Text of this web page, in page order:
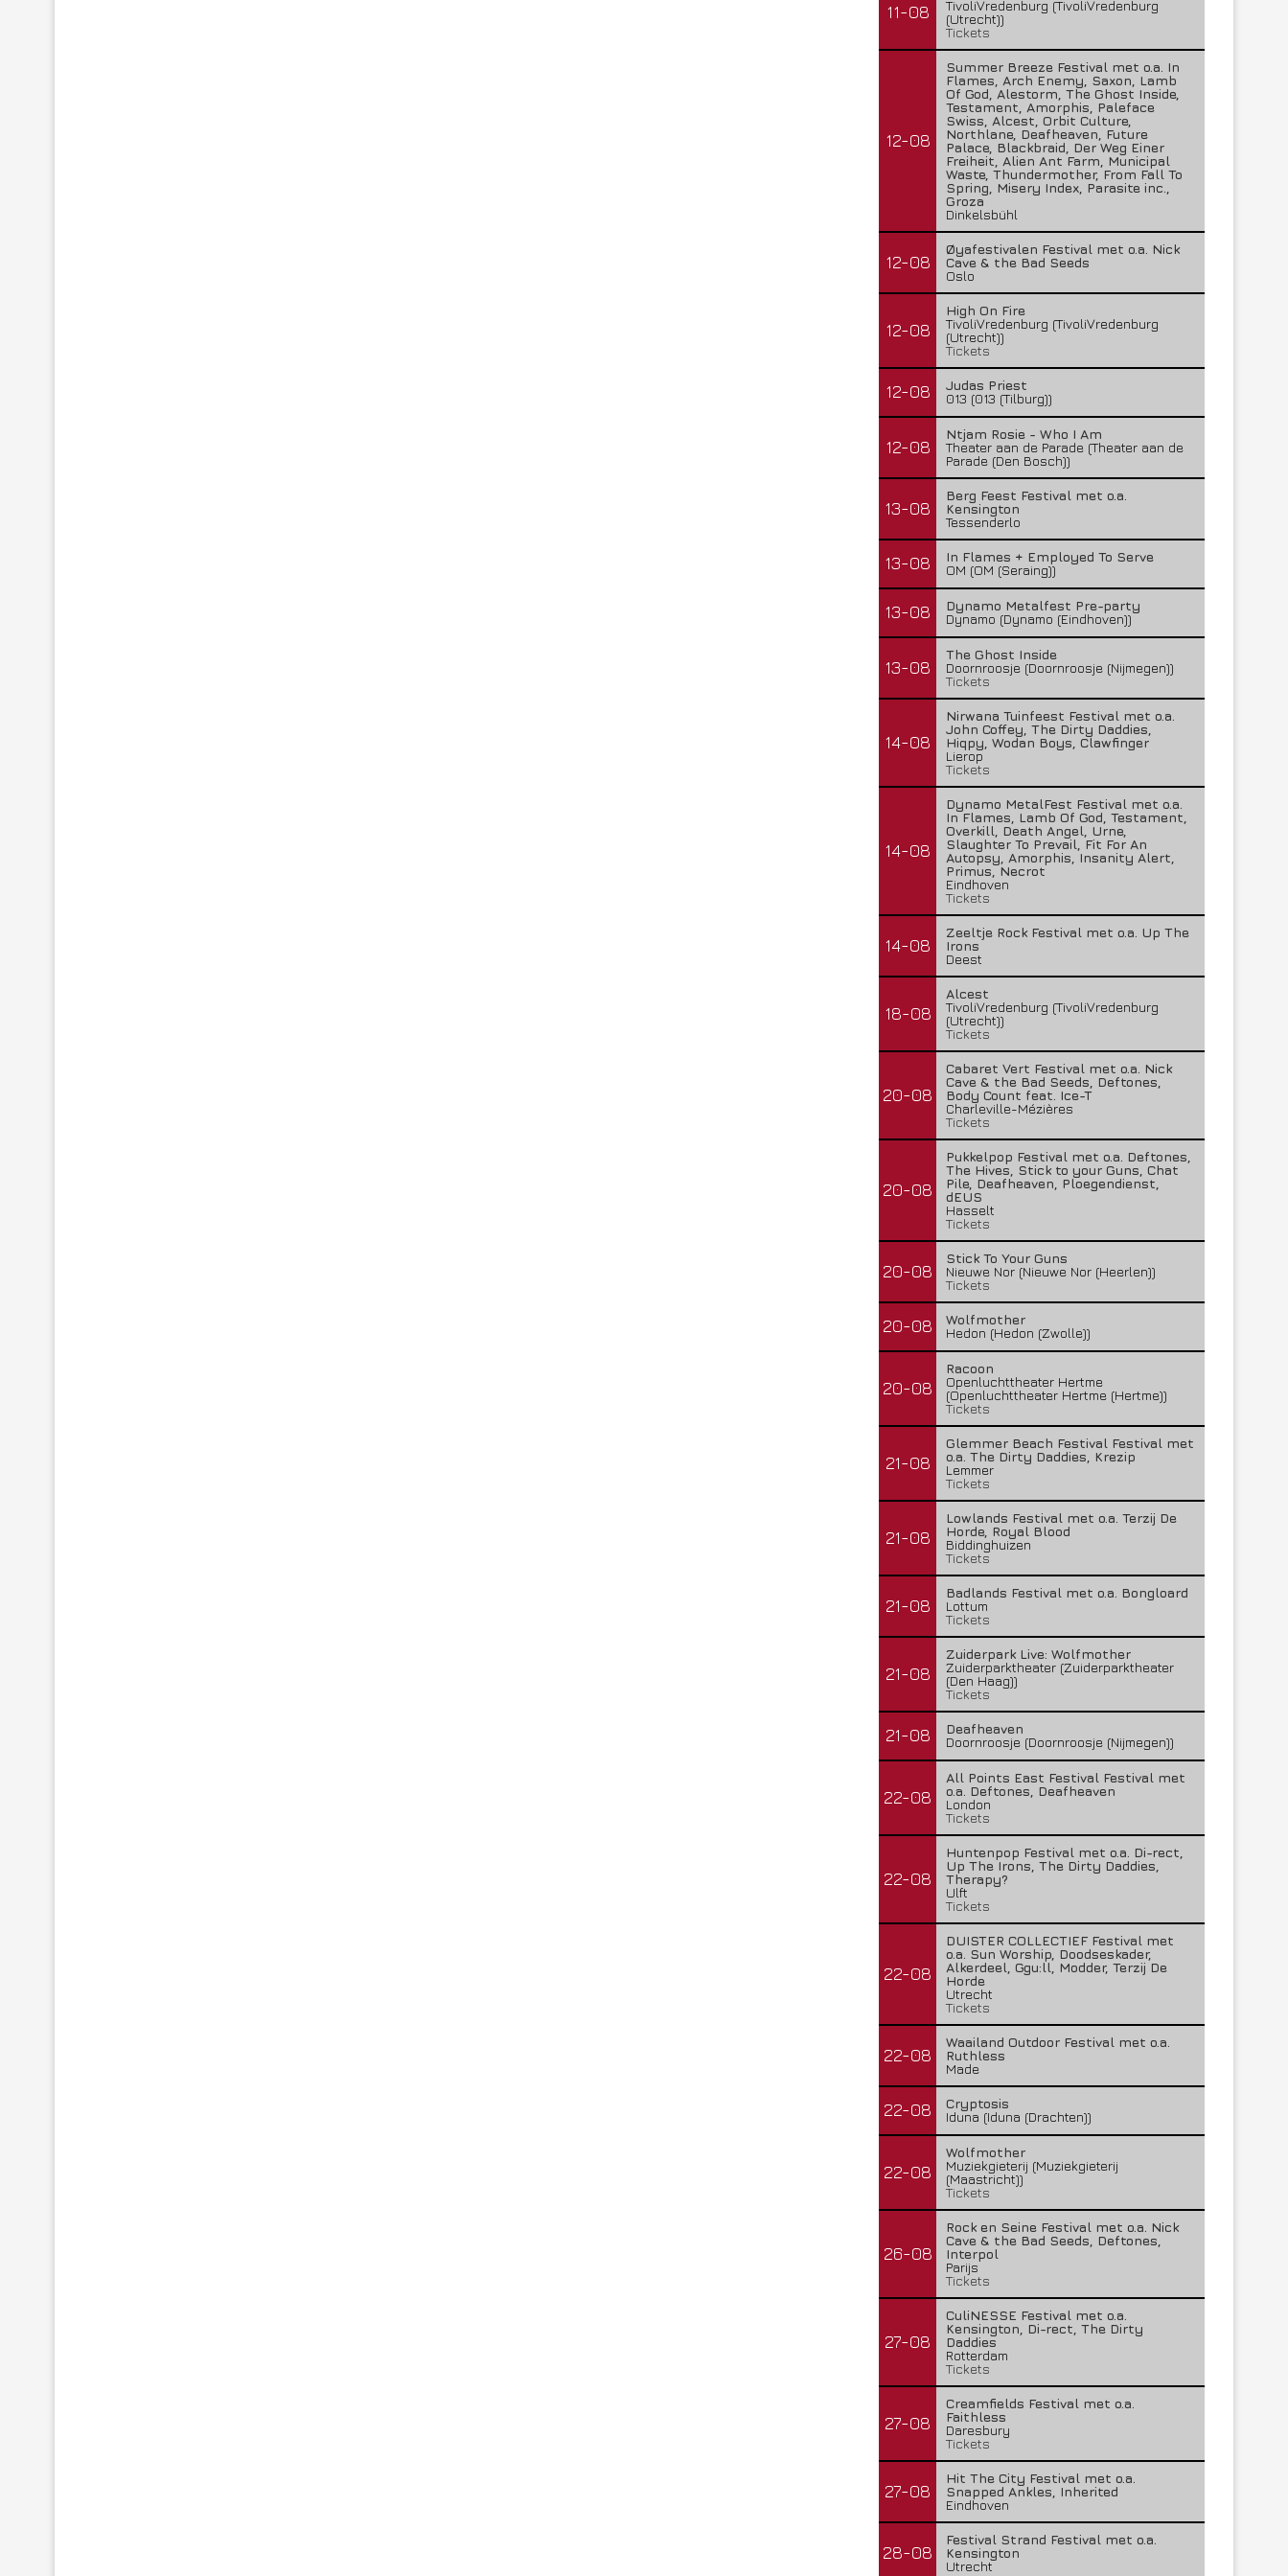
11-08
TivoliVredenburg (TivoliVredenburg
(Utrecht))
Tickets
12-08
Summer Breeze Festival met o.a. In
Flames, Arch Enemy, Saxon, Lamb
Of God, Alestorm, The Ghost Inside,
Testament, Amorphis, Paleface
Swiss, Alcest, Orbit Culture,
Northlane, Deafheaven, Future
Palace, Blackbraid, Der Weg Einer
Freiheit, Alien Ant Farm, Municipal
Waste, Thundermother, From Fall To
Spring, Misery Index, Parasite inc.,
Groza
Dinkelsbühl
12-08
Øyafestivalen Festival met o.a. Nick
Cave & the Bad Seeds
Oslo
12-08
High On Fire
TivoliVredenburg (TivoliVredenburg
(Utrecht))
Tickets
12-08
Judas Priest
013 (013 (Tilburg))
12-08
Ntjam Rosie - Who I Am
Theater aan de Parade (Theater aan de
Parade (Den Bosch))
13-08
Berg Feest Festival met o.a.
Kensington
Tessenderlo
13-08
In Flames + Employed To Serve
OM (OM (Seraing))
13-08
Dynamo Metalfest Pre-party
Dynamo (Dynamo (Eindhoven))
13-08
The Ghost Inside
Doornroosje (Doornroosje (Nijmegen))
Tickets
14-08
Nirwana Tuinfeest Festival met o.a.
John Coffey, The Dirty Daddies,
Hiqpy, Wodan Boys, Clawfinger
Lierop
Tickets
14-08
Dynamo MetalFest Festival met o.a.
In Flames, Lamb Of God, Testament,
Overkill, Death Angel, Urne,
Slaughter To Prevail, Fit For An
Autopsy, Amorphis, Insanity Alert,
Primus, Necrot
Eindhoven
Tickets
14-08
Zeeltje Rock Festival met o.a. Up The
Irons
Deest
18-08
Alcest
TivoliVredenburg (TivoliVredenburg
(Utrecht))
Tickets
20-08
Cabaret Vert Festival met o.a. Nick
Cave & the Bad Seeds, Deftones,
Body Count feat. Ice-T
Charleville-Mézières
Tickets
20-08
Pukkelpop Festival met o.a. Deftones,
The Hives, Stick to your Guns, Chat
Pile, Deafheaven, Ploegendienst,
dEUS
Hasselt
Tickets
20-08
Stick To Your Guns
Nieuwe Nor (Nieuwe Nor (Heerlen))
Tickets
20-08
Wolfmother
Hedon (Hedon (Zwolle))
20-08
Racoon
Openluchttheater Hertme
(Openluchttheater Hertme (Hertme))
Tickets
21-08
Glemmer Beach Festival Festival met
o.a. The Dirty Daddies, Krezip
Lemmer
Tickets
21-08
Lowlands Festival met o.a. Terzij De
Horde, Royal Blood
Biddinghuizen
Tickets
21-08
Badlands Festival met o.a. Bongloard
Lottum
Tickets
21-08
Zuiderpark Live: Wolfmother
Zuiderparktheater (Zuiderparktheater
(Den Haag))
Tickets
21-08
Deafheaven
Doornroosje (Doornroosje (Nijmegen))
22-08
All Points East Festival Festival met
o.a. Deftones, Deafheaven
London
Tickets
22-08
Huntenpop Festival met o.a. Di-rect,
Up The Irons, The Dirty Daddies,
Therapy?
Ulft
Tickets
22-08
DUISTER COLLECTIEF Festival met
o.a. Sun Worship, Doodseskader,
Alkerdeel, Ggu:ll, Modder, Terzij De
Horde
Utrecht
Tickets
22-08
Waailand Outdoor Festival met o.a.
Ruthless
Made
22-08
Cryptosis
Iduna (Iduna (Drachten))
22-08
Wolfmother
Muziekgieterij (Muziekgieterij
(Maastricht))
Tickets
26-08
Rock en Seine Festival met o.a. Nick
Cave & the Bad Seeds, Deftones,
Interpol
Parijs
Tickets
27-08
CuliNESSE Festival met o.a.
Kensington, Di-rect, The Dirty
Daddies
Rotterdam
Tickets
27-08
Creamfields Festival met o.a.
Faithless
Daresbury
Tickets
27-08
Hit The City Festival met o.a.
Snapped Ankles, Inherited
Eindhoven
28-08
Festival Strand Festival met o.a.
Kensington
Utrecht